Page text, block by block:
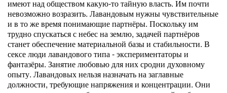
имеют над обществом какую-то тайную власть. Им почти
невозможно возразить. Лавандовым нужны чувствительные
и в то же время понимающие партнёры. Поскольку им
трудно спускаться с небес на землю, задачей партнёров
станет обеспечение материальной базы и стабильности. В
сексе люди лавандового типа - экспериментаторы и
фантазёры. Занятие любовью для них сродни духовному
опыту. Лавандовых нельзя назначать на заглавные
должности, требующие напряжения и концентрации. Они